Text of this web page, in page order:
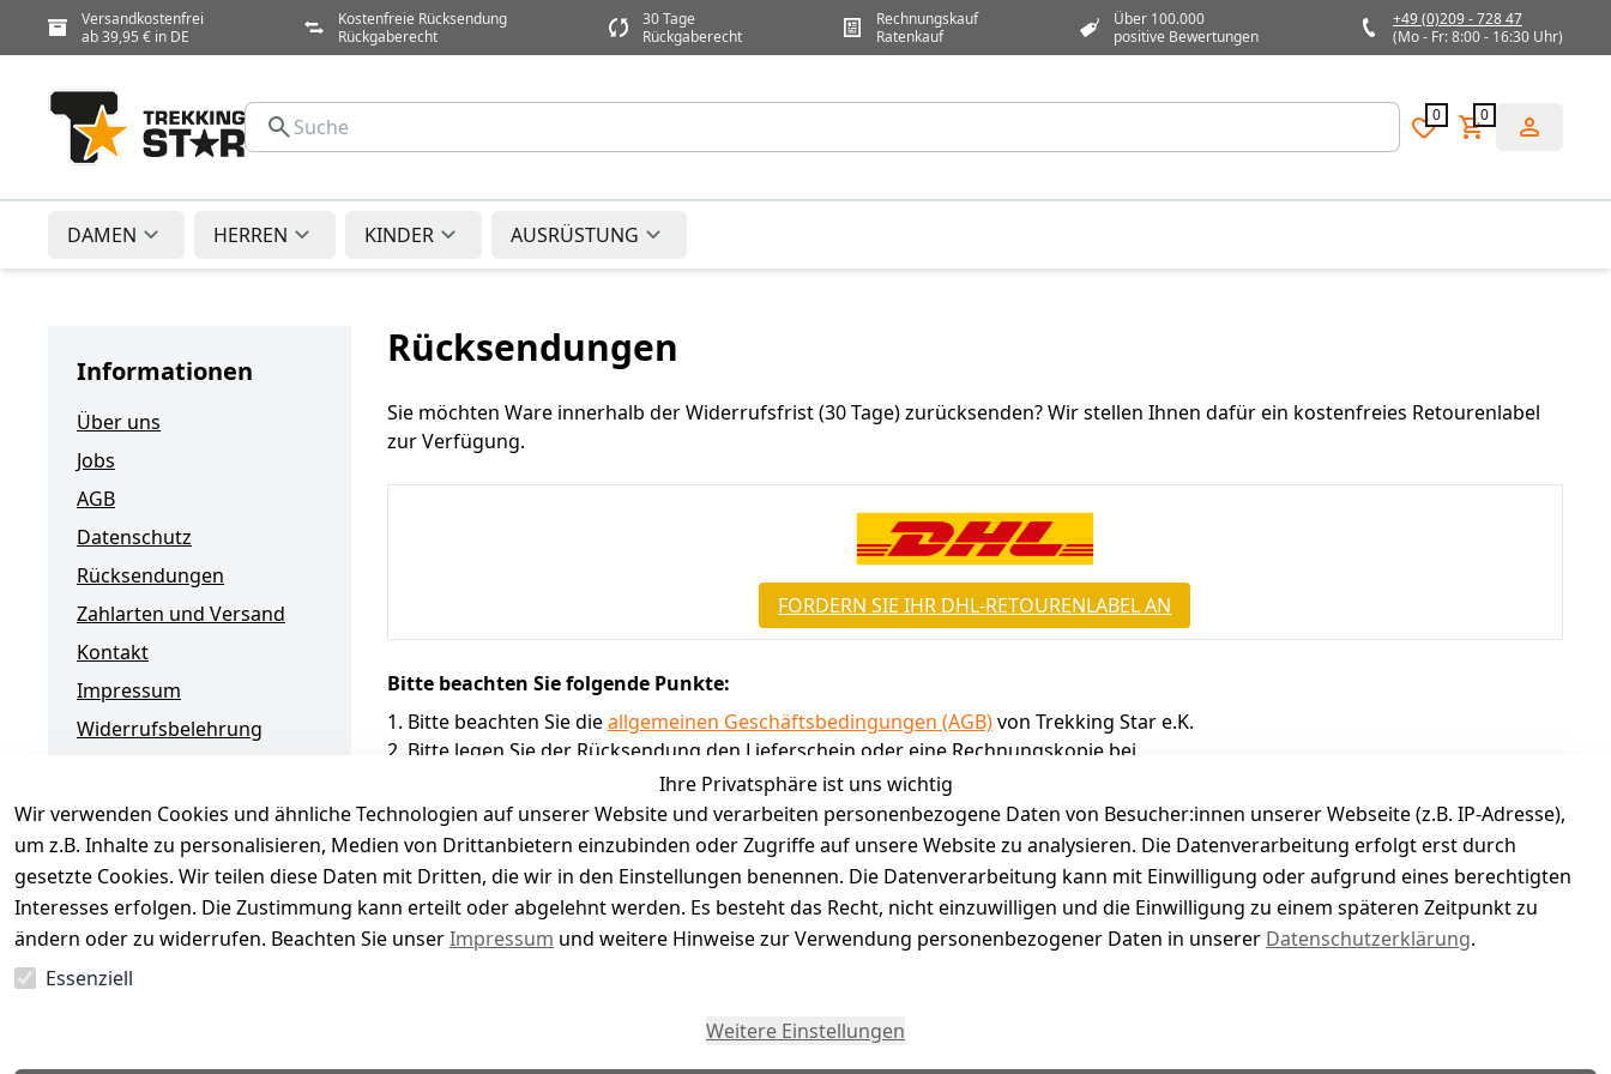
Versandkostenfrei
ab 39,95 € in DE
Kostenfreie Rücksendung
Rückgaberecht
30 Tage
Rückgaberecht
Rechnungskauf
Ratenkauf
Über 100.000
positive Bewertungen
+49 (0)209 - 728 47
(Mo - Fr: 8:00 - 16:30 Uhr)
0 0
DAMEN HERREN KINDER AUSRÜSTUNG
Informationen
Über uns
Jobs
AGB
Datenschutz
Rücksendungen
Zahlarten und Versand
Kontakt
Impressum
Widerrufsbelehrung
Jetzt kaufen,
später
Rücksendungen
Sie möchten Ware innerhalb der Widerrufsfrist (30 Tage) zurücksenden? Wir stellen Ihnen dafür ein kostenfreies Retourenlabel
zur Verfügung.
FORDERN SIE IHR DHL-RETOURENLABEL AN
Bitte beachten Sie folgende Punkte:
Bitte beachten Sie dieallgemeinen Geschäftsbedingungen (AGB)von Trekking Star e.K.
Bitte legen Sie der Rücksendung den Lieferschein oder eine Rechnungskopie bei.
Bitte lassen Sie uns keine unfrei versendeten Sendungen zukommen. Verwenden Sie das bereitgestellte Retourenetikett.
Diese Punkte stellen selbstverständlich keine Bedingungen zur Ausübung Ihresgesetzlichen Widerrufsrechtsdar.
Ihre Privatsphäre ist uns wichtig
Wir verwenden Cookies und ähnliche Technologien auf unserer Website und verarbeiten personenbezogene Daten von Besucher:innen unserer Webseite (z.B. IP-Adresse),
um z.B. Inhalte zu personalisieren, Medien von Drittanbietern einzubinden oder Zugriffe auf unsere Website zu analysieren. Die Datenverarbeitung erfolgt erst durch
gesetzte Cookies. Wir teilen diese Daten mit Dritten, die wir in den Einstellungen benennen. Die Datenverarbeitung kann mit Einwilligung oder aufgrund eines berechtigten
Interesses erfolgen. Die Zustimmung kann erteilt oder abgelehnt werden. Es besteht das Recht, nicht einzuwilligen und die Einwilligung zu einem späteren Zeitpunkt zu
ändern oder zu widerrufen. Beachten Sie unserImpressum und weitere Hinweise zur Verwendung personenbezogener Daten in unserer Datenschutzerklärung.
Essenziell
Weitere Einstellungen